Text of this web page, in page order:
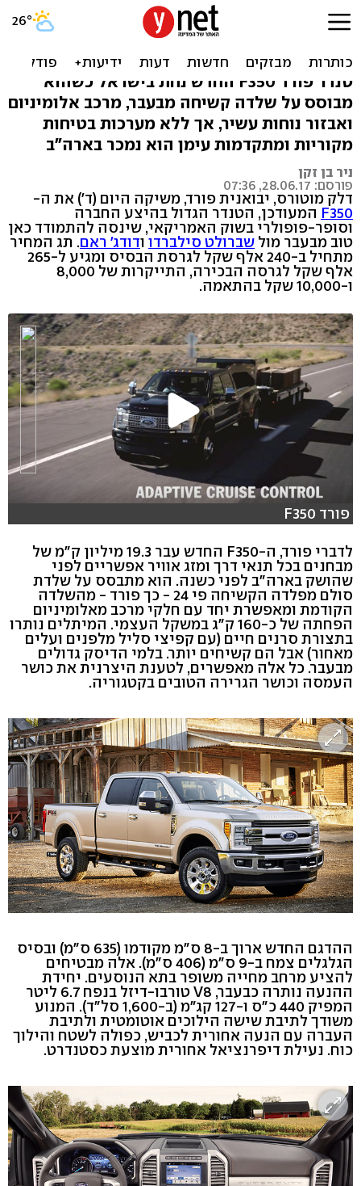
פורד F350 חדש בישראל -
טנדר פורד F350 החדש נחת בישראל כשהוא
מבוסס על שלדה קשיחה מבעבר, מרכב אלומיניום
ואבזור נוחות עשיר, אך ללא מערכות בטיחות
מקוריות ומתקדמות עימן הוא נמכר בארה"ב
ניר בן זקן
פורסם: 28.06.17, 07:36
דלק מוטורס, יבואנית פורד, משיקה היום (ד') את ה-
F350 המעודכן, הטנדר הגדול בהיצע החברה
וסופר-פופולרי בשוק האמריקאי, שינסה להתמודד כאן
טוב מבעבר מול שברולט סילברדו ודודג' ראם. תג המחיר
מתחיל ב-240 אלף שקל לגרסת הבסיס ומגיע ל-265
אלף שקל לגרסה הבכירה, התייקרות של 8,000
ו-10,000 שקל בהתאמה.
פורד F350
לדברי פורד, ה-F350 החדש עבר 19.3 מיליון ק"מ של
מבחנים בכל תנאי דרך ומזג אוויר אפשריים לפני
שהושק בארה"ב לפני כשנה. הוא מתבסס על שלדת
סולם מפלדה הקשיחה פי 24 - כך פורד - מהשלדה
הקודמת ומאפשרת יחד עם חלקי מרכב מאלומיניום
הפחתה של כ-160 ק"ג במשקל העצמי. המיתלים נותרו
בתצורת סרנים חיים (עם קפיצי סליל מלפנים ועלים
מאחור) אבל הם קשיחים יותר. בלמי הדיסק גדולים
מבעבר. כל אלה מאפשרים, לטענת היצרנית את כושר
העמסה וכושר הגרירה הטובים בקטגוריה.
ההדגם החדש ארוך ב-8 ס"מ מקודמו (635 ס"מ) ובסיס
הגלגלים צמח ב-9 ס"מ (406 ס"מ). אלה מבטיחים
להציע מרחב מחייה משופר בתא הנוסעים. יחידת
ההנעה נותרה כבעבר, V8 טורבו-דיזל בנפח 6.7 ליטר
המפיק 440 כ"ס ו-127 קג"מ (ב-1,600 סל"ד). המנוע
משודך לתיבת שישה הילוכים אוטומטית ולתיבת
העברה עם הנעה אחורית לכביש, כפולה לשטח והילוך
כוח. נעילת דיפרנציאל אחורית מוצעת כסטנדרט.